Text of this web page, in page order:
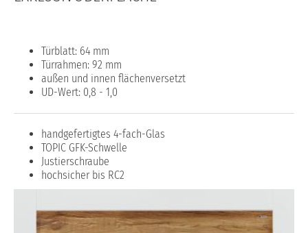
Türblatt: 64 mm
Türrahmen: 92 mm
außen und innen flächenversetzt
UD-Wert: 0,8 - 1,0
handgefertigtes 4-fach-Glas
TOPIC GFK-Schwelle
Justierschraube
hochsicher bis RC2